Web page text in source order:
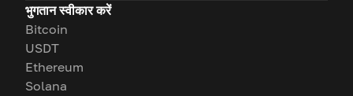
भुगतान स्वीकार करें
Bitcoin
USDT
Ethereum
Solana